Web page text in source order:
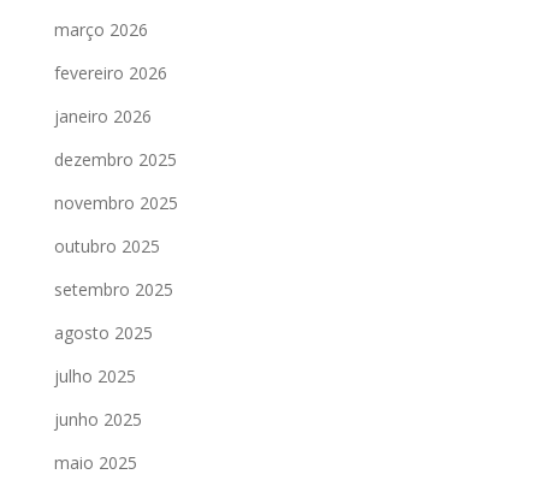
março 2026
fevereiro 2026
janeiro 2026
dezembro 2025
novembro 2025
outubro 2025
setembro 2025
agosto 2025
julho 2025
junho 2025
maio 2025